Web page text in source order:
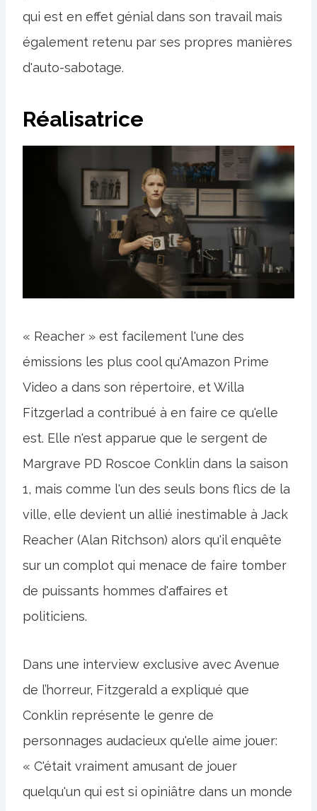
qui est en effet génial dans son travail mais
également retenu par ses propres manières
d'auto-sabotage.
Réalisatrice
« Reacher » est facilement l'une des
émissions les plus cool qu'Amazon Prime
Video a dans son répertoire, et Willa
Fitzgerlad a contribué à en faire ce qu'elle
est. Elle n'est apparue que le sergent de
Margrave PD Roscoe Conklin dans la saison
1, mais comme l'un des seuls bons flics de la
ville, elle devient un allié inestimable à Jack
Reacher (Alan Ritchson) alors qu'il enquête
sur un complot qui menace de faire tomber
de puissants hommes d'affaires et
politiciens.
Dans une interview exclusive avec Avenue
de l’horreur, Fitzgerald a expliqué que
Conklin représente le genre de
personnages audacieux qu'elle aime jouer:
« C'était vraiment amusant de jouer
quelqu'un qui est si opiniâtre dans un monde